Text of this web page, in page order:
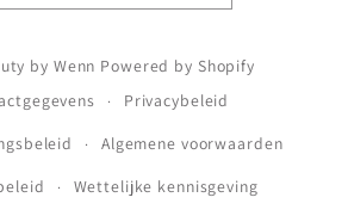
by Wenn Powered by Shopify
Privacybeleid
Algemene voorwaarden
Wettelijke kennisgeving